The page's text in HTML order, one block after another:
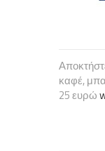
καφέ,
25 ευρώ